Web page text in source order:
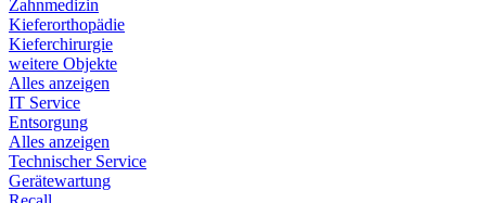
Zahnmedizin
Kieferorthopädie
Kieferchirurgie
weitere Objekte
Alles anzeigen
IT Service
Entsorgung
Alles anzeigen
Technischer Service
Gerätewartung